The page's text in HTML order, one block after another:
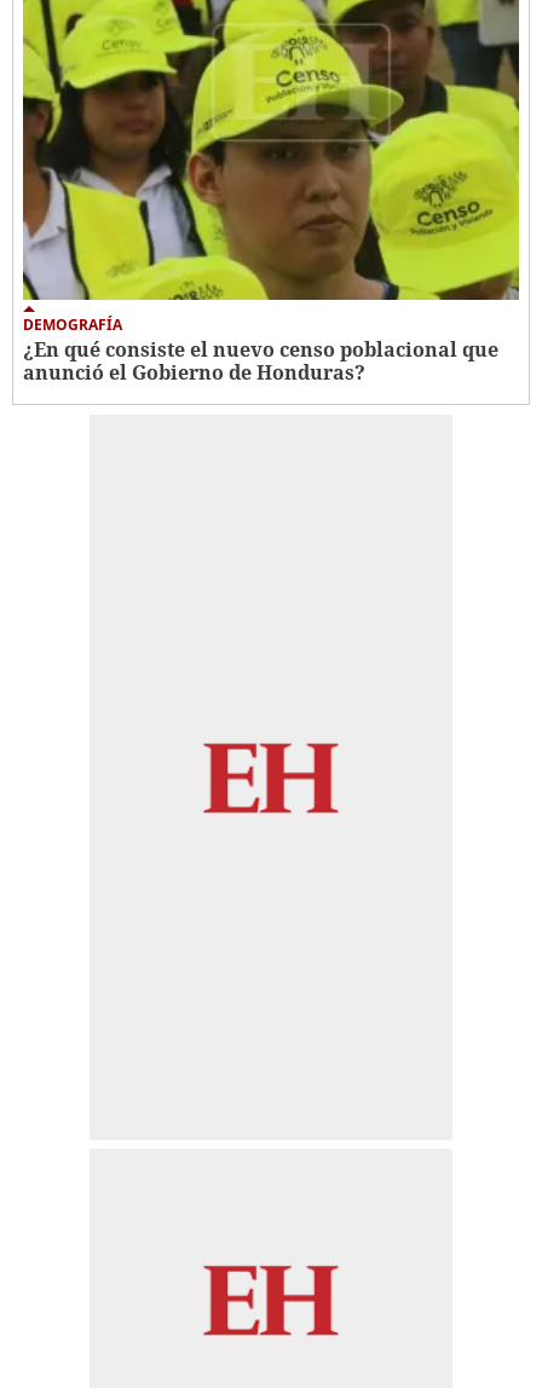
DEMOGRAFÍA
¿En qué consiste el nuevo censo poblacional que
anunció el Gobierno de Honduras?